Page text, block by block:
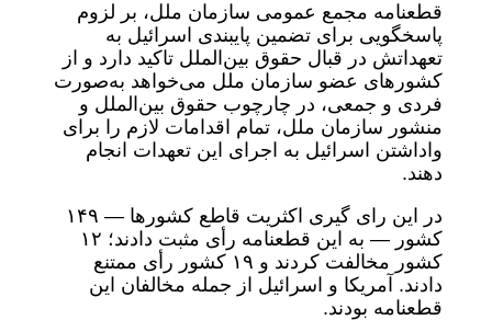
قطعنامه مجمع عمومی سازمان ملل، بر لزوم
پاسخگویی برای تضمین پایبندی اسرائیل به
تعهداتش در قبال حقوق بین‌الملل تاکید دارد و از
کشورهای عضو سازمان ملل می‌خواهد به‌صورت
فردی و جمعی، در چارچوب حقوق بین‌الملل و
منشور سازمان ملل، تمام اقدامات لازم را برای
واداشتن اسرائیل به اجرای این تعهدات انجام
دهند.
در این رای گیری اکثریت قاطع کشورها — ۱۴۹
کشور — به این قطعنامه رأی مثبت دادند؛ ۱۲
کشور مخالفت کردند و ۱۹ کشور رأی ممتنع
دادند. آمریکا و اسرائیل از جمله مخالفان این
قطعنامه بودند.